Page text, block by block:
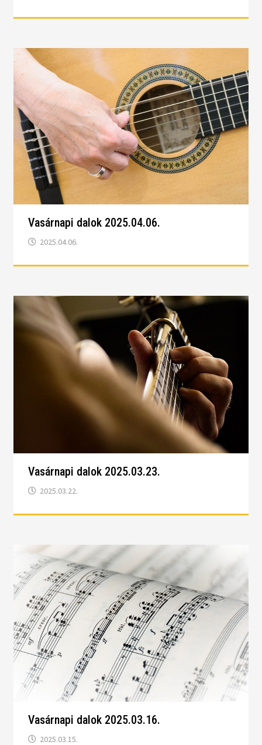
Vasárnapi dalok 2025.04.06.
2025.04.06.
Vasárnapi dalok 2025.03.23.
2025.03.22.
Vasárnapi dalok 2025.03.16.
2025.03.15.